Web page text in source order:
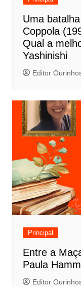
Uma
Coppola
Qual a
Yashinishi
Editor
Principal
Entre a
Paula
Editor